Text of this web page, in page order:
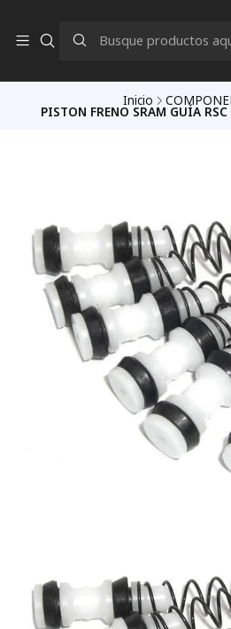
Inicio
PISTON FRENO SRAM GUÍA